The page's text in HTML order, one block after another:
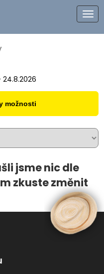
možnosti
jsme nic dle
zkuste změnit